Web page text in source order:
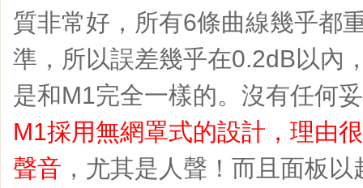
質非常好，所有6條曲線幾乎都
準，所以誤差幾乎在0.2dB以內
是和M1完全一樣的。沒有任何
M1採用無網罩式的設計，理由
聲音 ，尤其是人聲！而且面板